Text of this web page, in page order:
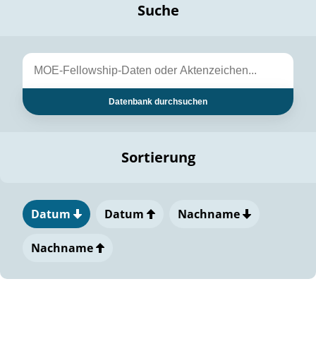
Suche
Datenbank durchsuchen
Sortierung
Datum Datum Nachname
Nachname